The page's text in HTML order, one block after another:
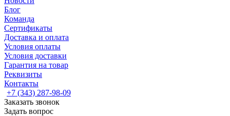
Блог
Команда
Сертификаты
Доставка и оплата
Условия оплаты
Условия доставки
Гарантия на товар
Реквизиты
Контакты
+7 (343) 287-98-09
Заказать звонок
Задать вопрос